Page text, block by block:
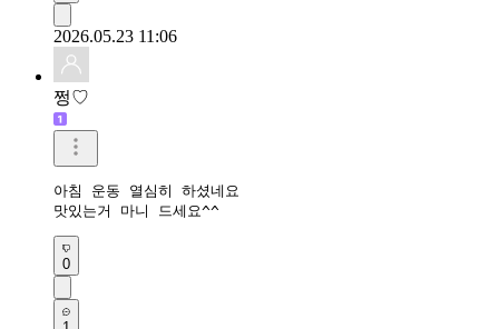
2026.05.23 11:06
쩡♡
아침 운동 열심히 하셨네요
맛있는거 마니 드세요^^
0